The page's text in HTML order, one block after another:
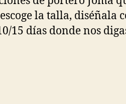
la talla, diséñala
15 días donde nos